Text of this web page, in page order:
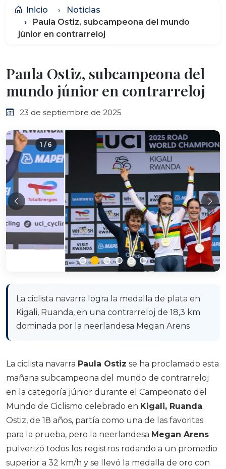
Inicio
Noticias
Paula Ostiz, subcampeona del mundo
júnior en contrarreloj
Paula Ostiz, subcampeona del
mundo júnior en contrarreloj
23 de septiembre de 2025
2 / 6
Anterior
La ciclista navarra logra la medalla de plata en
Kigali, Ruanda, en una contrarreloj de 18,3 km
dominada por la neerlandesa Megan Arens
La ciclista navarra Paula Ostiz se ha proclamado esta
mañana subcampeona del mundo de contrarreloj
en la categoría júnior durante el Campeonato del
Mundo de Ciclismo celebrado en Kigali, Ruanda.
Ostiz, de 18 años, partía como una de las favoritas
para la prueba, pero la neerlandesa Megan Arens
pulverizó todos los registros rodando a un promedio
superior a 32 km/h y se llevó la medalla de oro con